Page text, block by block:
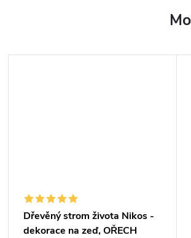
Dřevěný strom života Nikos -
dekorace na zeď, OŘECH